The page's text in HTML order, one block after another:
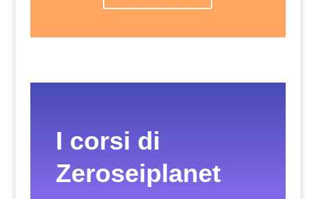
I corsi di
Zeroseiplanet